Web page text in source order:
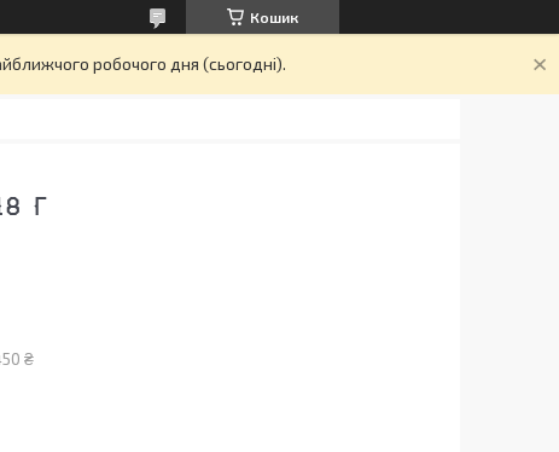
Кошик
робочого дня (сьогодні).
Г
₴